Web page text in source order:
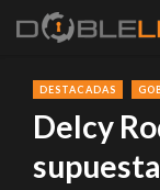
DESTACADAS
Delcy